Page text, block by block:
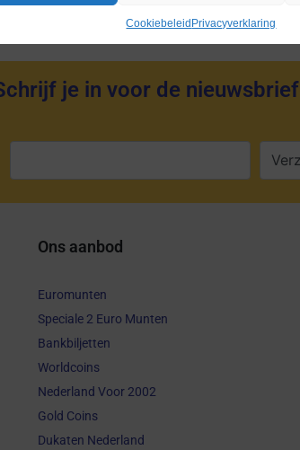
Cookiebeleid Privacyverklaring
je in voor de nieuwsbrief
Ons aanbod
Euromunten
Speciale 2 Euro Munten
Bankbiljetten
Worldcoins
Nederland Voor 2002
Gold Coins
Dukaten Nederland